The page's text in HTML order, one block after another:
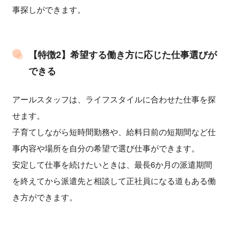
事探しができます。
【特徴2】希望する働き方に応じた仕事選びが
できる
アールスタッフは、ライフスタイルに合わせた仕事を探
せます。
子育てしながら短時間勤務や、給料日前の短期間など仕
事内容や場所を自分の希望で選び仕事ができます。
安定して仕事を続けたいときは、最長6か月の派遣期間
を終えてから派遣先と相談して正社員になる道もある働
き方ができます。